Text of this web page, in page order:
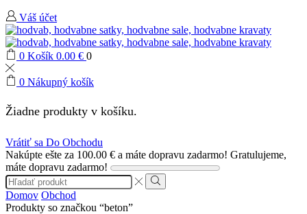
Váš účet
0 Košík 0.00 € 0
0 Nákupný košík
Žiadne produkty v košíku.
Vrátiť sa Do Obchodu
Nakúpte ešte za 100.00 € a máte dopravu zadarmo! Gratulujeme,
máte dopravu zadarmo!
Search
input
Search
Domov Obchod
Produkty so značkou “beton”